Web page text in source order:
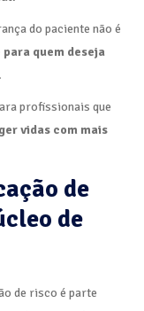
do paciente não é
quem deseja
.
profissionais que
vidas com mais
de
de
de risco é parte